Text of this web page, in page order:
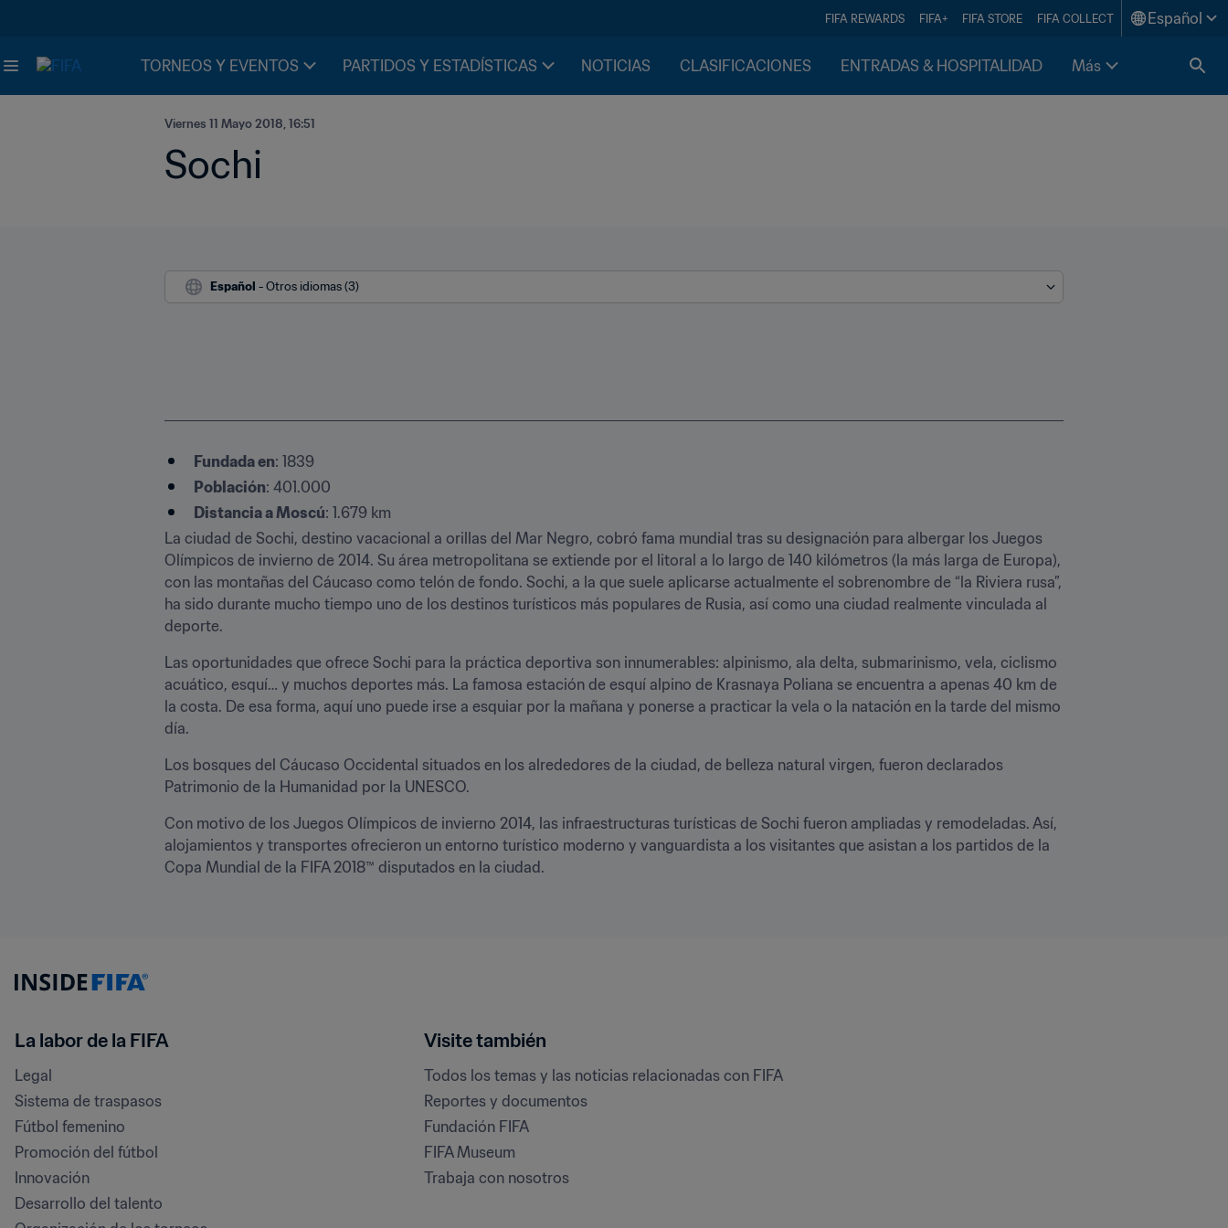
FIFA REWARDS FIFA+ FIFA STORE FIFA COLLECT Español
TORNEOS Y EVENTOS PARTIDOS Y ESTADÍSTICAS NOTICIAS CLASIFICACIONES ENTRADAS & HOSPITALIDAD Más
Viernes 11 Mayo 2018, 16:51
Sochi
Español - Otros idiomas (3)
Fundada en: 1839
Población: 401.000
Distancia a Moscú: 1.679 km
La ciudad de Sochi, destino vacacional a orillas del Mar Negro, cobró fama mundial tras su designación para albergar los Juegos
Olímpicos de invierno de 2014. Su área metropolitana se extiende por el litoral a lo largo de 140 kilómetros (la más larga de Europa),
con las montañas del Cáucaso como telón de fondo. Sochi, a la que suele aplicarse actualmente el sobrenombre de “la Riviera rusa”,
ha sido durante mucho tiempo uno de los destinos turísticos más populares de Rusia, así como una ciudad realmente vinculada al
deporte.
Las oportunidades que ofrece Sochi para la práctica deportiva son innumerables: alpinismo, ala delta, submarinismo, vela, ciclismo
acuático, esquí… y muchos deportes más. La famosa estación de esquí alpino de Krasnaya Poliana se encuentra a apenas 40 km de
la costa. De esa forma, aquí uno puede irse a esquiar por la mañana y ponerse a practicar la vela o la natación en la tarde del mismo
día.
Los bosques del Cáucaso Occidental situados en los alrededores de la ciudad, de belleza natural virgen, fueron declarados
Patrimonio de la Humanidad por la UNESCO.
Con motivo de los Juegos Olímpicos de invierno 2014, las infraestructuras turísticas de Sochi fueron ampliadas y remodeladas. Así,
alojamientos y transportes ofrecieron un entorno turístico moderno y vanguardista a los visitantes que asistan a los partidos de la
Copa Mundial de la FIFA 2018™ disputados en la ciudad.
La labor de la FIFA
Legal
Sistema de traspasos
Fútbol femenino
Promoción del fútbol
Innovación
Desarrollo del talento
Visite también
Todos los temas y las noticias relacionadas con FIFA
Reportes y documentos
Fundación FIFA
FIFA Museum
Trabaja con nosotros